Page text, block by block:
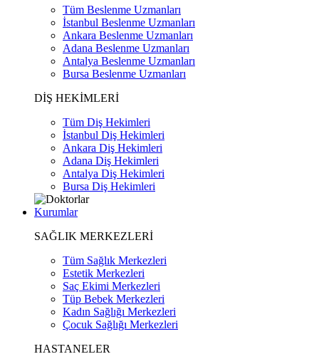
Tüm Beslenme Uzmanları
İstanbul Beslenme Uzmanları
Ankara Beslenme Uzmanları
Adana Beslenme Uzmanları
Antalya Beslenme Uzmanları
Bursa Beslenme Uzmanları
DİŞ HEKİMLERİ
Tüm Diş Hekimleri
İstanbul Diş Hekimleri
Ankara Diş Hekimleri
Adana Diş Hekimleri
Antalya Diş Hekimleri
Bursa Diş Hekimleri
Kurumlar
SAĞLIK MERKEZLERİ
Tüm Sağlık Merkezleri
Estetik Merkezleri
Saç Ekimi Merkezleri
Tüp Bebek Merkezleri
Kadın Sağlığı Merkezleri
Çocuk Sağlığı Merkezleri
HASTANELER